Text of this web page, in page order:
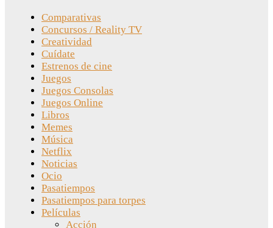
Comparativas
Concursos / Reality TV
Creatividad
Cuídate
Estrenos de cine
Juegos
Juegos Consolas
Juegos Online
Libros
Memes
Música
Netflix
Noticias
Ocio
Pasatiempos
Pasatiempos para torpes
Películas
Acción